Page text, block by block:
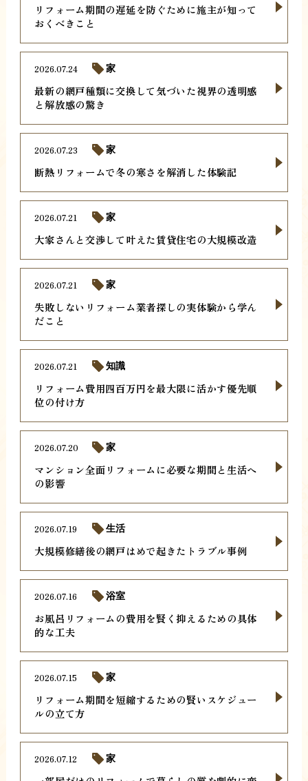
リフォーム期間の遅延を防ぐために施主が知って
おくべきこと
最新の網戸種類に交換して気づいた視界の透明感
と解放感の驚き
2026.07.24 家
断熱リフォームで冬の寒さを解消した体験記
2026.07.23 家
大家さんと交渉して叶えた賃貸住宅の大規模改造
2026.07.21 家
失敗しないリフォーム業者探しの実体験から学ん
だこと
2026.07.21 家
リフォーム費用四百万円を最大限に活かす優先順
位の付け方
2026.07.21 知識
マンション全面リフォームに必要な期間と生活へ
の影響
2026.07.20 家
大規模修繕後の網戸はめで起きたトラブル事例
2026.07.19 生活
お風呂リフォームの費用を賢く抑えるための具体
的な工夫
2026.07.16 浴室
リフォーム期間を短縮するための賢いスケジュー
ルの立て方
2026.07.15 家
2026.07.12 家